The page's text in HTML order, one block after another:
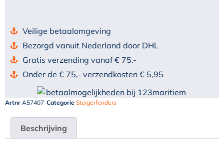
Veilige betaalomgeving
Bezorgd vanuit Nederland door DHL
Gratis verzending vanaf € 75.-
Onder de € 75,- verzendkosten € 5,95
Artnr A57407 Categorie Steigerfenders
Beschrijving